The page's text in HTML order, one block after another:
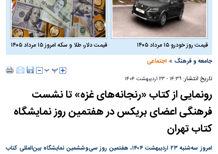
قیمت روز خودرو ۱۵ مرداد ۱۴۰۵
قیمت دلار، طلا و سکه امروز ۱۵ مرداد ۱۴۰۵
جامعه و فرهنگ »اجتماعی
تاریخ انتشار:۱۴:۳۹ - ۲۳ ارديبهشت ۱۴۰۴
رونمایی از کتاب «رنجانه‌های غزه» تا نشست
فرهنگی اعضای بریکس در هفتمین روز نمایشگاه
کتاب تهران
امروز سه‌شنبه ۲۳ اردیبهشت ۱۴۰۴، هفتمین روز سی‌وششمین نمایشگاه بین‌المللی کتاب